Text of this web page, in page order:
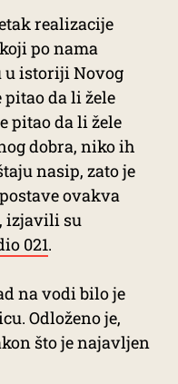
realizacije
po nama
u istoriji Novog
pitao da li žele
pitao da li žele
dobra, niko ih
nasip, zato je
ovakva
izjavili su
021.
na vodi bilo je
Odloženo je,
što je najavljen